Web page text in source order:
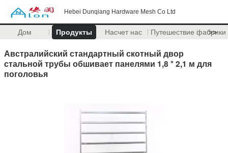
Hebei Dunqiang Hardware Mesh Co Ltd
Дом Продукты Насчет нас Путешествие фабрики
>>
Австралийский стандартный скотный двор
стальной трубы обшивает панелями 1,8 * 2,1 м для
поголовья